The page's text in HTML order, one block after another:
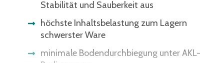
Stabilität und Sauberkeit aus
höchste Inhaltsbelastung zum Lagern
schwerster Ware
minimale Bodendurchbiegung unter AKL-